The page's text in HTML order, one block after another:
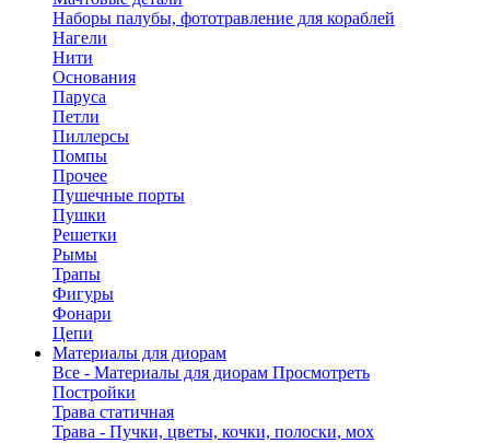
Наборы палубы, фототравление для кораблей
Нагели
Нити
Основания
Паруса
Петли
Пиллерсы
Помпы
Прочее
Пушечные порты
Пушки
Решетки
Рымы
Трапы
Фигуры
Фонари
Цепи
Материалы для диорам
Все - Материалы для диорам Просмотреть
Постройки
Трава статичная
Трава - Пучки, цветы, кочки, полоски, мох